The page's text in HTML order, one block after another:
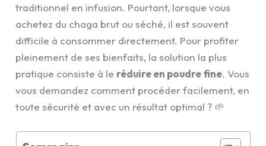
traditionnel en infusion. Pourtant, lorsque vous
achetez du chaga brut ou séché, il est souvent
difficile à consommer directement. Pour profiter
pleinement de ses bienfaits, la solution la plus
pratique consiste à le réduire en poudre fine. Vous
vous demandez comment procéder facilement, en
toute sécurité et avec un résultat optimal ? 🌱